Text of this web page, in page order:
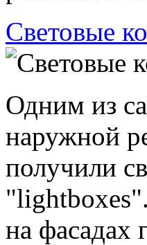
Световые
Одним из
наружной
получили
на фасадах